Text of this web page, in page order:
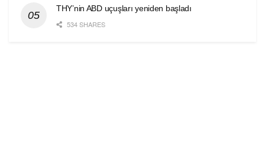
THY’nin ABD uçuşları yeniden başladı
534 SHARES